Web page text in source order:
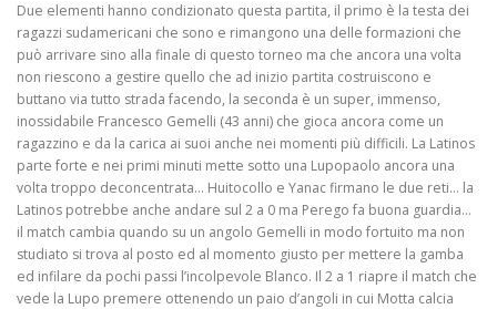
Due elementi hanno condizionato questa partita, il primo è la testa dei
ragazzi sudamericani che sono e rimangono una delle formazioni che
può arrivare sino alla finale di questo torneo ma che ancora una volta
non riescono a gestire quello che ad inizio partita costruiscono e
buttano via tutto strada facendo, la seconda è un super, immenso,
inossidabile Francesco Gemelli (43 anni) che gioca ancora come un
ragazzino e da la carica ai suoi anche nei momenti più difficili. La Latinos
parte forte e nei primi minuti mette sotto una Lupopaolo ancora una
volta troppo deconcentrata… Huitocollo e Yanac firmano le due reti… la
Latinos potrebbe anche andare sul 2 a 0 ma Perego fa buona guardia…
il match cambia quando su un angolo Gemelli in modo fortuito ma non
studiato si trova al posto ed al momento giusto per mettere la gamba
ed infilare da pochi passi l’incolpevole Blanco. Il 2 a 1 riapre il match che
vede la Lupo premere ottenendo un paio d’angoli in cui Motta calcia